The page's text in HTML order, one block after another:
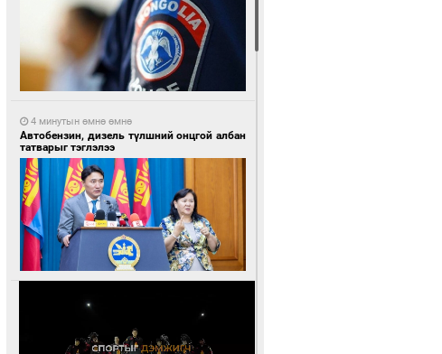
4 минутын өмнө өмнө
Автобензин, дизель түлшний онцгой албан
татварыг тэглэлээ